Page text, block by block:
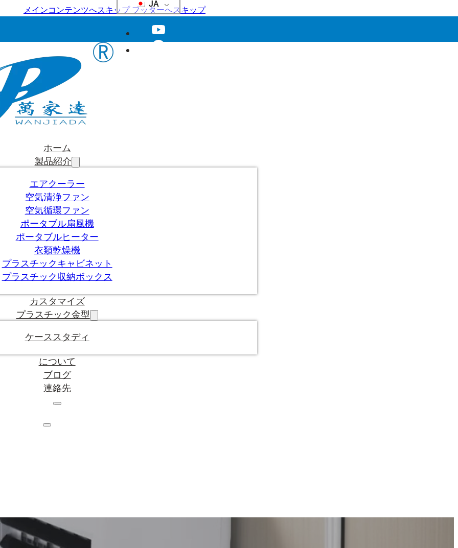
メインコンテンツへスキップフッターへスキップ
JA
ホーム
製品紹介
エアクーラー
空気清浄ファン
空気循環ファン
ポータブル扇風機
ポータブルヒーター
衣類乾燥機
プラスチックキャビネット
プラスチック収納ボックス
カスタマイズ
プラスチック金型
ケーススタディ
について
ブログ
連絡先